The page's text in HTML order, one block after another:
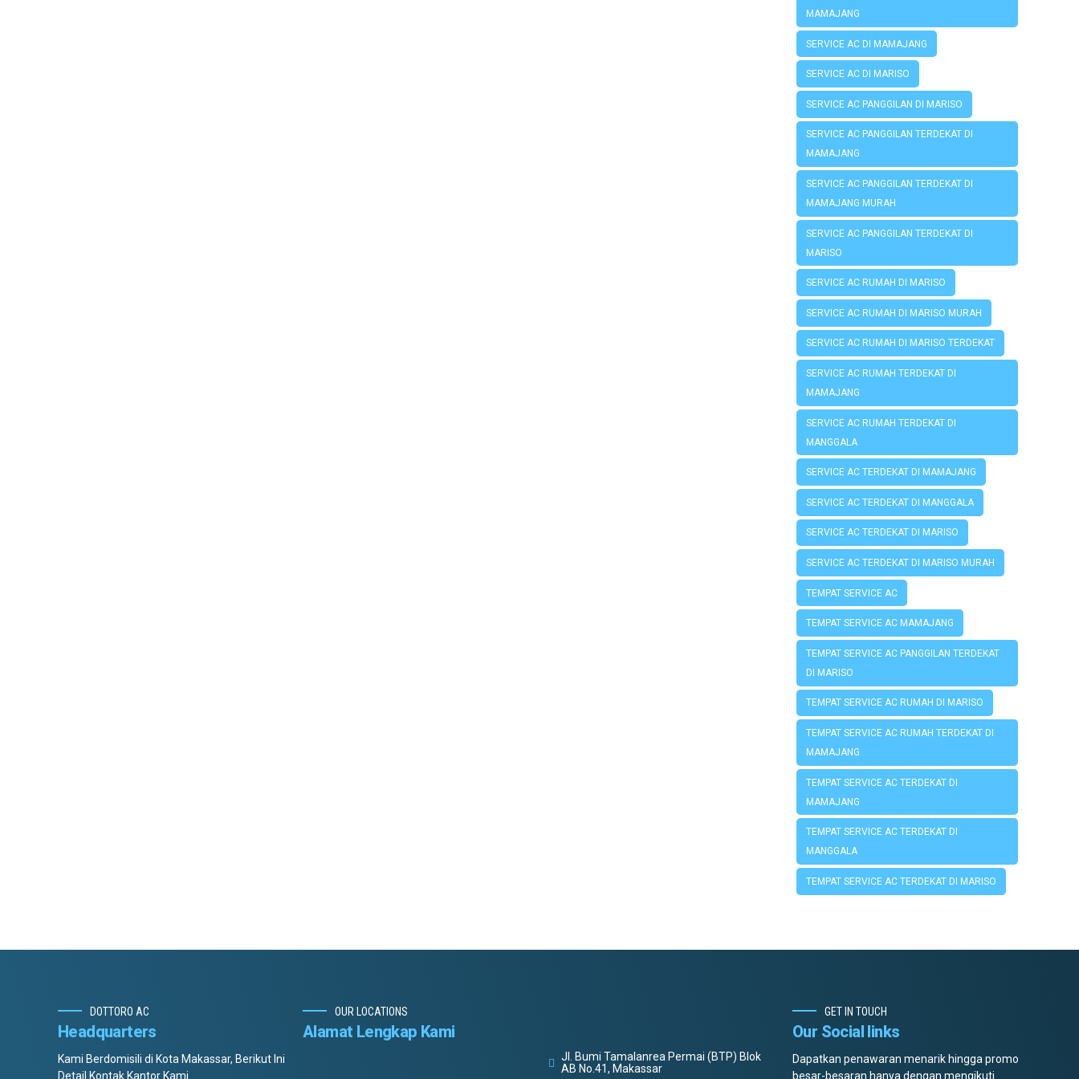
MAMAJANG
SERVICE AC DI MAMAJANG
SERVICE AC DI MARISO
SERVICE AC PANGGILAN DI MARISO
SERVICE AC PANGGILAN TERDEKAT DI
MAMAJANG
SERVICE AC PANGGILAN TERDEKAT DI
MAMAJANG MURAH
SERVICE AC PANGGILAN TERDEKAT DI
MARISO
SERVICE AC RUMAH DI MARISO
SERVICE AC RUMAH DI MARISO MURAH
SERVICE AC RUMAH DI MARISO TERDEKAT
SERVICE AC RUMAH TERDEKAT DI
MAMAJANG
SERVICE AC RUMAH TERDEKAT DI
MANGGALA
SERVICE AC TERDEKAT DI MAMAJANG
SERVICE AC TERDEKAT DI MANGGALA
SERVICE AC TERDEKAT DI MARISO
SERVICE AC TERDEKAT DI MARISO MURAH
TEMPAT SERVICE AC
TEMPAT SERVICE AC MAMAJANG
TEMPAT SERVICE AC PANGGILAN TERDEKAT
DI MARISO
TEMPAT SERVICE AC RUMAH DI MARISO
TEMPAT SERVICE AC RUMAH TERDEKAT DI
MAMAJANG
TEMPAT SERVICE AC TERDEKAT DI
MAMAJANG
TEMPAT SERVICE AC TERDEKAT DI
MANGGALA
TEMPAT SERVICE AC TERDEKAT DI MARISO
DOTTORO AC
Headquarters
Kami Berdomisili di Kota Makassar, Berikut Ini
Detail Kontak Kantor Kami
OUR LOCATIONS
Alamat Lengkap Kami
Jl. Bumi Tamalanrea Permai (BTP) Blok
AB No.41, Makassar
GET IN TOUCH
Our Social links
Dapatkan penawaran menarik hingga promo
besar-besaran hanya dengan mengikuti